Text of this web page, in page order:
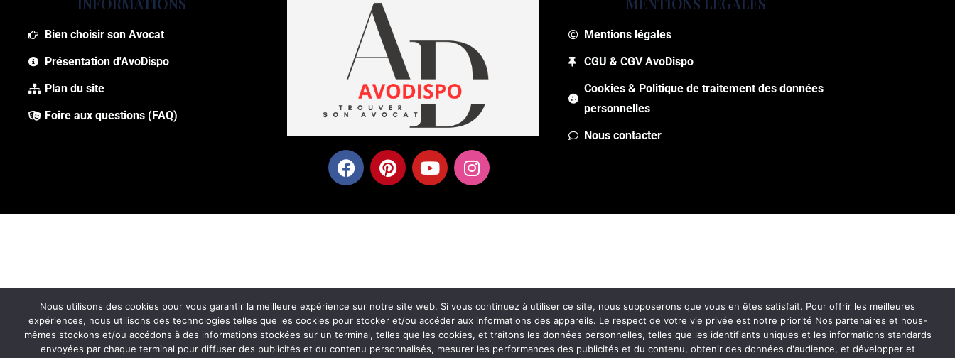
Bien choisir son Avocat
Présentation d'AvoDispo
Plan du site
Foire aux questions (FAQ)
Mentions légales
CGU & CGV AvoDispo
Cookies & Politique de traitement des données
personnelles
Nous contacter
Nous utilisons des cookies pour vous garantir la meilleure expérience sur notre site web. Si vous continuez à utiliser ce site, nous supposerons que vous en êtes satisfait. Pour offrir les meilleures
expériences, nous utilisons des technologies telles que les cookies pour stocker et/ou accéder aux informations des appareils. Le respect de votre vie privée est notre priorité Nos partenaires et nous-
mêmes stockons et/ou accédons à des informations stockées sur un terminal, telles que les cookies, et traitons les données personnelles, telles que les identifiants uniques et les informations standards
envoyées par chaque terminal pour diffuser des publicités et du contenu personnalisés, mesurer les performances des publicités et du contenu, obtenir des données d'audience, et développer et